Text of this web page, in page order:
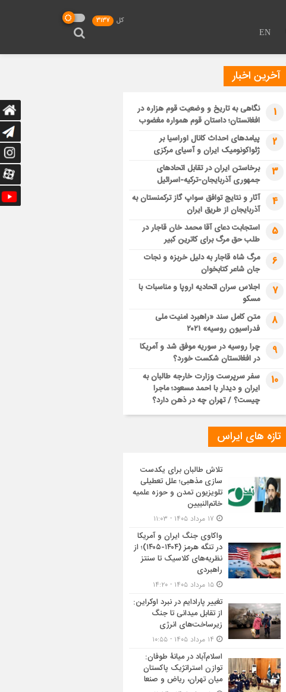
EN
کل 3137
آخرین اخبار
1
نگاهی به تاریخ و وضعیت قوم هزاره در
افغانستان؛ داستان قوم همواره مغضوب
2
پیامدهای احداث کانال اوراسیا بر
ژئواکونومیک ایران و آسیای مرکزی
3
برخاستن ایران در تقابل اتحادهای
جمهوری آذربایجان-ترکیه-اسرائیل
4
آثار و نتایج توافق سواپ گاز ترکمنستان به
آذربایجان از طریق ایران
5
استجابت دعای آقا محمد خان قاجار در
طلب حق مرگ برای کاترین کبیر
6
مرگ شاه قاجار به دلیل خربزه و نجات
جان شاعر کتابخوان
7
اجلاس سران اتحادیه اروپا و مناسبات با
مسکو
8
متن کامل سند «راهبرد امنیت ملی
فدراسیون روسیه» ۲۰۲۱
9
چرا روسیه در سوریه موفق شد و آمریکا
در افغانستان شکست خورد؟
10
سفر سرپرست وزارت خارجه طالبان به
ایران و دیدار با احمد مسعود؛ ماجرا
چیست؟ / تهران چه در ذهن دارد؟
تازه های ایراس
تلاش طالبان برای یکدست
سازی مذهبی؛ علل تعطیلی
تلویزیون تمدن و حوزه علمیه
خاتم‌النبیین
واکاوی جنگ ایران و آمریکا
در تنگه هرمز (۱۴۰۴-۱۴۰۵)؛ از
نظریه‌های کلاسیک تا سنتز
راهبردی
تغییر پارادایم در نبرد اوکراین:
از تقابل میدانی تا جنگ
زیرساخت‌های انرژی
اسلام‌آباد در میانۀ طوفان:
توازن استراتژیک پاکستان
میان تهران، ریاض و صنعا